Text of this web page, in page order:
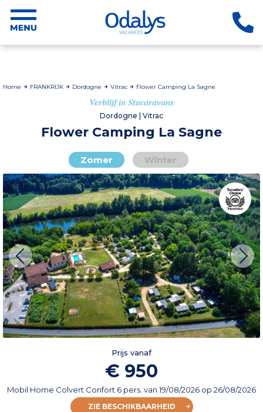
Home FRANKRIJK Dordogne Vitrac Flower Camping La Sagne
Verblijf in Stacaravans
Dordogne | Vitrac
Flower Camping La Sagne
Zomer Winter
Prijs vanaf
€ 950
Mobil Home Colvert Confort 6 pers. van19/08/2026 op 26/08/2026
ZIE BESCHIKBAARHEID